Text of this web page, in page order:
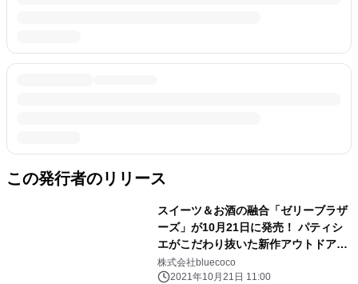
この発行者のリリース
スイーツ＆お酒の融合「ゼリーブラザ
ーズ」が10月21日に発売！ パティシ
エがこだわり抜いた新作アウトドアス
イーツ
株式会社bluecoco
2021年10月21日 11:00